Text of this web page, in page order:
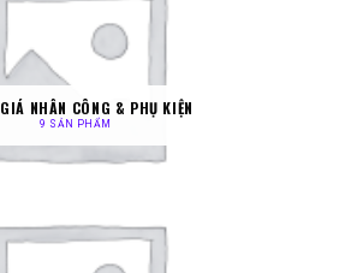
NHÂN CÔNG & PHỤ KIỆN
9 SẢN PHẨM